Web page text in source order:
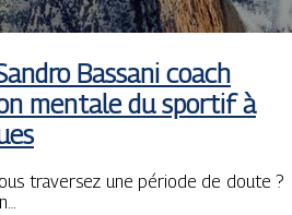
Bassani coach
mentale du sportif à
traversez une période de doute ?